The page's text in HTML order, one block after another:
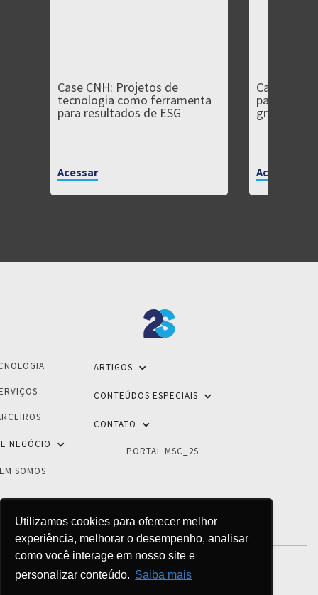
Utilizamos cookies para oferecer melhor
experiência, melhorar o desempenho, analisar
como você interage em nosso site e
personalizar conteúdo. Saiba mais
Case CNH: Projetos de
tecnologia como ferramenta
para resultados de ESG
Acessar
Case
para
grande
Acessar
NEGÓCIO
SOMOS
ARTIGOS
CONTEÚDOS ESPECIAIS
CONTATO
PORTAL MSC_2S